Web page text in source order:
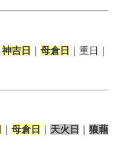
神吉日 母倉日
｜重日｜
母倉日 天火日
狼藉